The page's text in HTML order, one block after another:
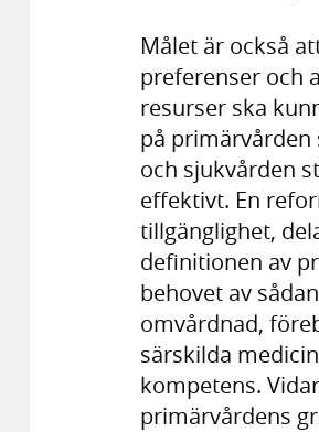
Målet är också
preferenser och
resurser ska
på
och sjukvården
effektivt. En
tillgänglighet,
definitionen av
behovet av
omvårdnad,
särskilda
kompetens.
primärvårdens